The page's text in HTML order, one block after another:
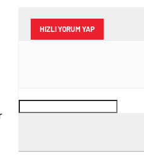
HIZLI YORUM YAP